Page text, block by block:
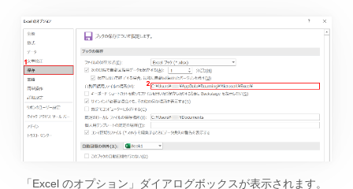
「Excel のオプション」ダイアログボックスが表示されます。